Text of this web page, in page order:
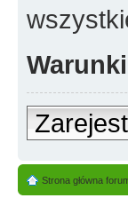
Strona główna